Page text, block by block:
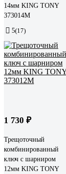
14мм KING TONY
373014M
5(17)
1 730 ₽
Трещоточный
комбинированный
ключ с шарниром
12мм KING TONY